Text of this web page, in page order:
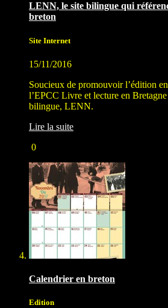
LENN, le site bilingue qui
breton
Site Internet
15/11/2016
Soucieux de promouvoir l’édition
l’EPCC Livre et lecture en
bilingue, LENN.
Lire la suite
0
Calendrier en breton
Edition